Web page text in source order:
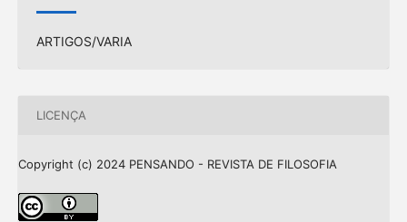
ARTIGOS/VARIA
LICENÇA
Copyright (c) 2024 PENSANDO - REVISTA DE FILOSOFIA